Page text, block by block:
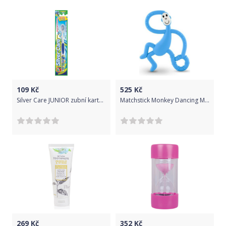
zelenáRozměry výrobku:Hmotnost (kg): 0.170Výška (cm):
21.50Šířka (cm): 14.50Hloubka (cm): 8.50Rozměry
balení:Hmotnost (kg): 0.310Výška (cm): 22.00Šířka (cm):
14.00Hloubka (cm): 7.50EAN: 8590393258833Záruční doba: 24
měsícůBateriový dětský zubní kartáček se stojánkem, kelímkem a
přesýpacími hodinami pro zábavné a efektivní čistění zoubků.
109 Kč
Silver Care JUNIOR zubní kartáček dětský 2-6 let Soft
525 Kč
Matchstick Monkey Dancing Monkey Teether, sv.modrá
269 Kč 352 Kč